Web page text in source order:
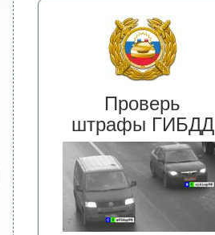
Проверь
штрафы ГИБДД